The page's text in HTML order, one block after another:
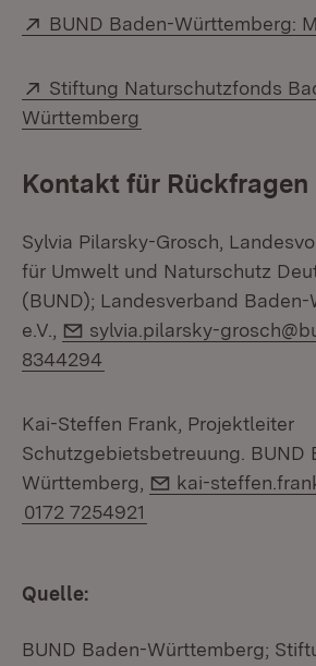
Extern:
BUND Baden-Württemberg:
Extern:
Stiftung Naturschutzfonds
Württemberg
Kontakt für Rückfragen
Sylvia Pilarsky-Grosch,
für Umwelt und Naturschutz
(BUND); Landesverband
e.V.,
E-Mail:
sylvia.pilarsky-
8344294
Kai-Steffen Frank, Projektleiter
Schutzgebietsbetreuung. BUND
Württemberg,
E-Mail:
kai-
0172 7254921
Quelle:
BUND Baden-Württemberg;